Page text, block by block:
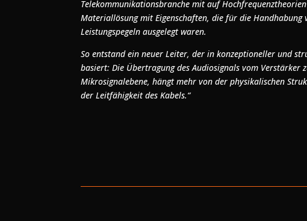
Telekommunikationsbranche mit auf
Materiallösung mit Eigenschaften, die für die Handhabung
Leistungspegeln ausgelegt waren.
So entstand ein neuer Leiter, der in konzeptioneller und
basiert: Die Übertragung des Audiosignals vom Verstärker
Mikrosignalebene, hängt mehr von der physikalischen
der Leitfähigkeit des Kabels.“